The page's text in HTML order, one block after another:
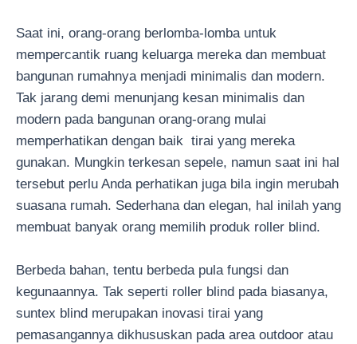
Saat ini, orang-orang berlomba-lomba untuk
mempercantik ruang keluarga mereka dan membuat
bangunan rumahnya menjadi minimalis dan modern.
Tak jarang demi menunjang kesan minimalis dan
modern pada bangunan orang-orang mulai
memperhatikan dengan baik tirai yang mereka
gunakan. Mungkin terkesan sepele, namun saat ini hal
tersebut perlu Anda perhatikan juga bila ingin merubah
suasana rumah. Sederhana dan elegan, hal inilah yang
membuat banyak orang memilih produk roller blind.
Berbeda bahan, tentu berbeda pula fungsi dan
kegunaannya. Tak seperti roller blind pada biasanya,
suntex blind merupakan inovasi tirai yang
pemasangannya dikhususkan pada area outdoor atau